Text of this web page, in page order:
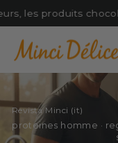
Passer
au
contenu
les produits
Revista Minci (it)
proteines homme ·